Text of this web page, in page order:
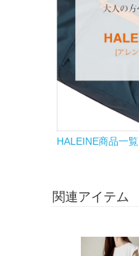
HALEINE商品一覧
関連アイテム